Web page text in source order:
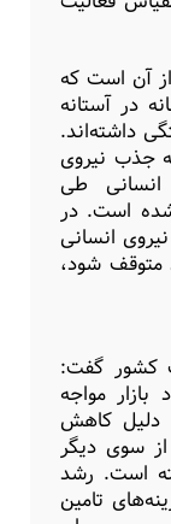
آن است که
در آستانه
داشته‌اند.
جذب نیروی
انسانی طی
است. در
انسانی
متوقف شود،
کشور گفت:
مواجه
دلیل کاهش
سوی دیگر
است. رشد
تامین